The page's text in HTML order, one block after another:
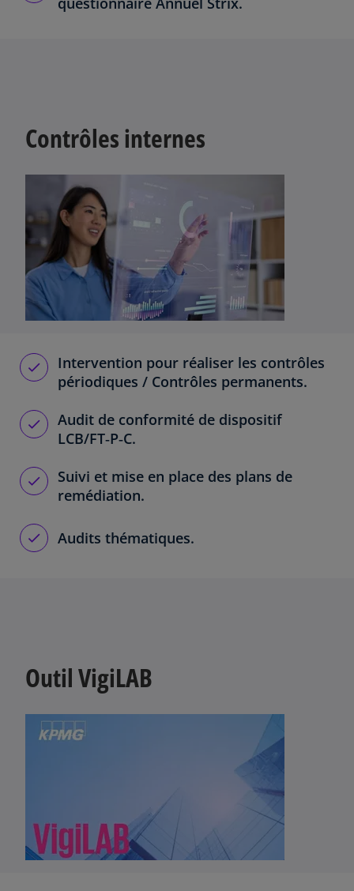
Contrôles internes
Intervention pour réaliser les contrôles
périodiques / Contrôles permanents.
Audit de conformité de dispositif
LCB/FT‑P‑C.
Suivi et mise en place des plans de
remédiation.
Audits thématiques.
Outil VigiLAB